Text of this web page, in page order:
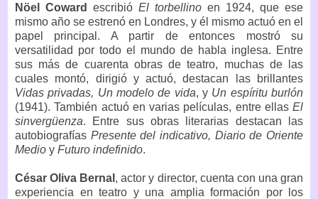
Nöel Coward escribió El torbellino en 1924, que ese
mismo año se estrenó en Londres, y él mismo actuó en el
papel principal. A partir de entonces mostró su
versatilidad por todo el mundo de habla inglesa. Entre
sus más de cuarenta obras de teatro, muchas de las
cuales montó, dirigió y actuó, destacan las brillantes
Vidas privadas, Un modelo de vida, y Un espíritu burlón
(1941). También actuó en varias películas, entre ellas El
sinvergüenza. Entre sus obras literarias destacan las
autobiografías Presente del indicativo, Diario de Oriente
Medio y Futuro indefinido.
César Oliva Bernal , actor y director, cuenta con una gran
experiencia en teatro y una amplia formación por los